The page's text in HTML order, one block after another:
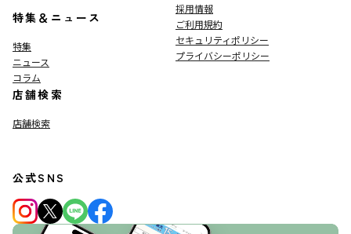
特集＆ニュース
特集
ニュース
コラム
店舗検索
店舗検索
採用情報
ご利用規約
セキュリティポリシー
プライバシーポリシー
公式SNS